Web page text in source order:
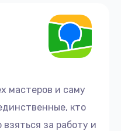
на оригинальные
до 3
в течение 40
заявки.
заявке,
мастеров и саму
кто
за работу и